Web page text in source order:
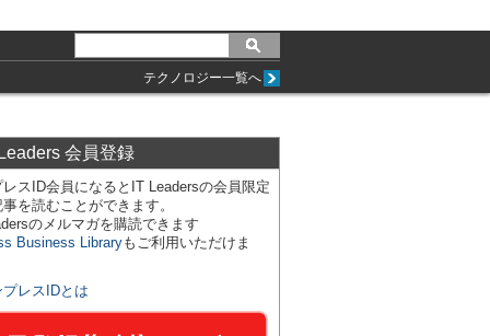
テクノロジー一覧へ
会員登録
スID会員になるとIT Leadersの会員限定
を読むことができます。
のメルマガを購読できます
Business Libraryもご利用いただけま
プレスIDとは